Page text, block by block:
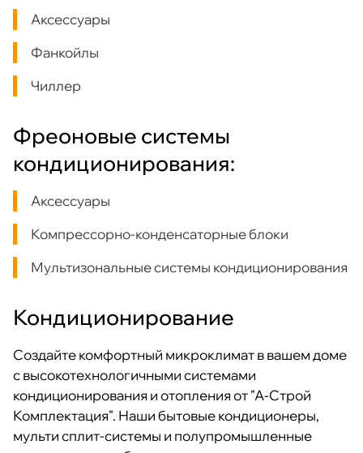
Аксессуары
Фанкойлы
Чиллер
Фреоновые системы
кондиционирования:
Аксессуары
Компрессорно-конденсаторные блоки
Мультизональные системы кондиционирования
Кондиционирование
Создайте комфортный микроклимат в вашем доме
с высокотехнологичными системами
кондиционирования и отопления от "А-Строй
Комплектация". Наши бытовые кондиционеры,
мульти сплит-системы и полупромышленные